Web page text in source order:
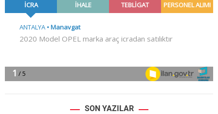
SON YAZILAR